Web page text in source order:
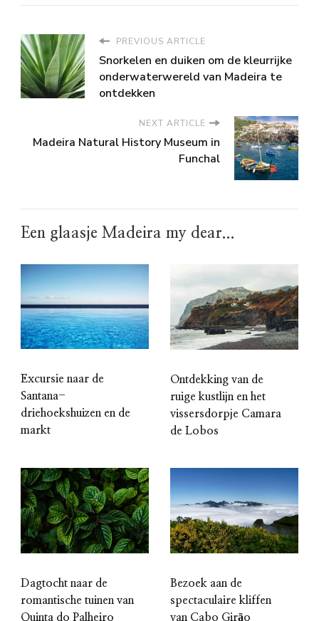
PREVIOUS ARTICLE
Snorkelen en duiken om de kleurrijke
onderwaterwereld van Madeira te
ontdekken
NEXT ARTICLE
Madeira Natural History Museum in
Funchal
Een glaasje Madeira my dear...
Excursie naar de
Santana-
driehoekshuizen en de
markt
Ontdekking van de
ruige kustlijn en het
vissersdorpje Camara
de Lobos
Dagtocht naar de
romantische tuinen van
Quinta do Palheiro
Bezoek aan de
spectaculaire kliffen
van Cabo Girão